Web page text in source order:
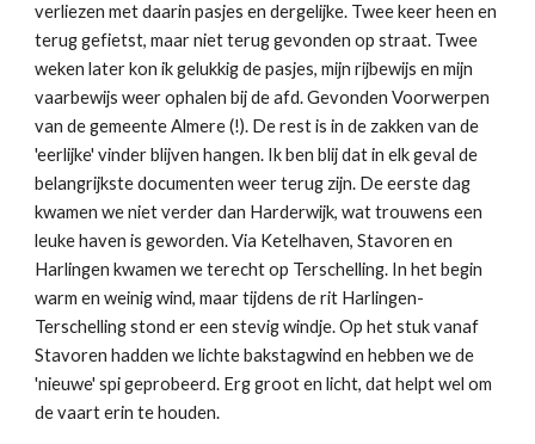
verliezen met daarin pasjes en dergelijke. Twee keer heen en
terug gefietst, maar niet terug gevonden op straat. Twee
weken later kon ik gelukkig de pasjes, mijn rijbewijs en mijn
vaarbewijs weer ophalen bij de afd. Gevonden Voorwerpen
van de gemeente Almere (!). De rest is in de zakken van de
'eerlijke' vinder blijven hangen. Ik ben blij dat in elk geval de
belangrijkste documenten weer terug zijn. De eerste dag
kwamen we niet verder dan Harderwijk, wat trouwens een
leuke haven is geworden. Via Ketelhaven, Stavoren en
Harlingen kwamen we terecht op Terschelling. In het begin
warm en weinig wind, maar tijdens de rit Harlingen-
Terschelling stond er een stevig windje. Op het stuk vanaf
Stavoren hadden we lichte bakstagwind en hebben we de
'nieuwe' spi geprobeerd. Erg groot en licht, dat helpt wel om
de vaart erin te houden.